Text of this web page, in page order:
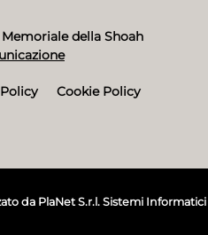
della Shoah
Cookie Policy
da PlaNet S.r.l. Sistemi Informatici